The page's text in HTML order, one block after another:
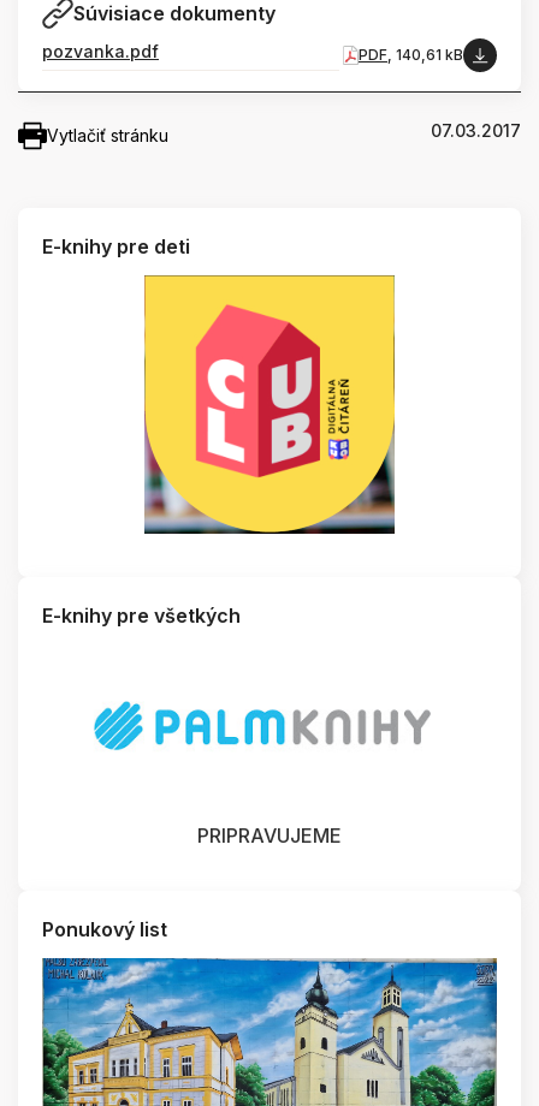
Súvisiace dokumenty
pozvanka.pdf PDF, 140,61 kB
Vytlačiť stránku 07.03.2017
E-knihy pre deti
E-knihy pre všetkých
PRIPRAVUJEME
Ponukový list